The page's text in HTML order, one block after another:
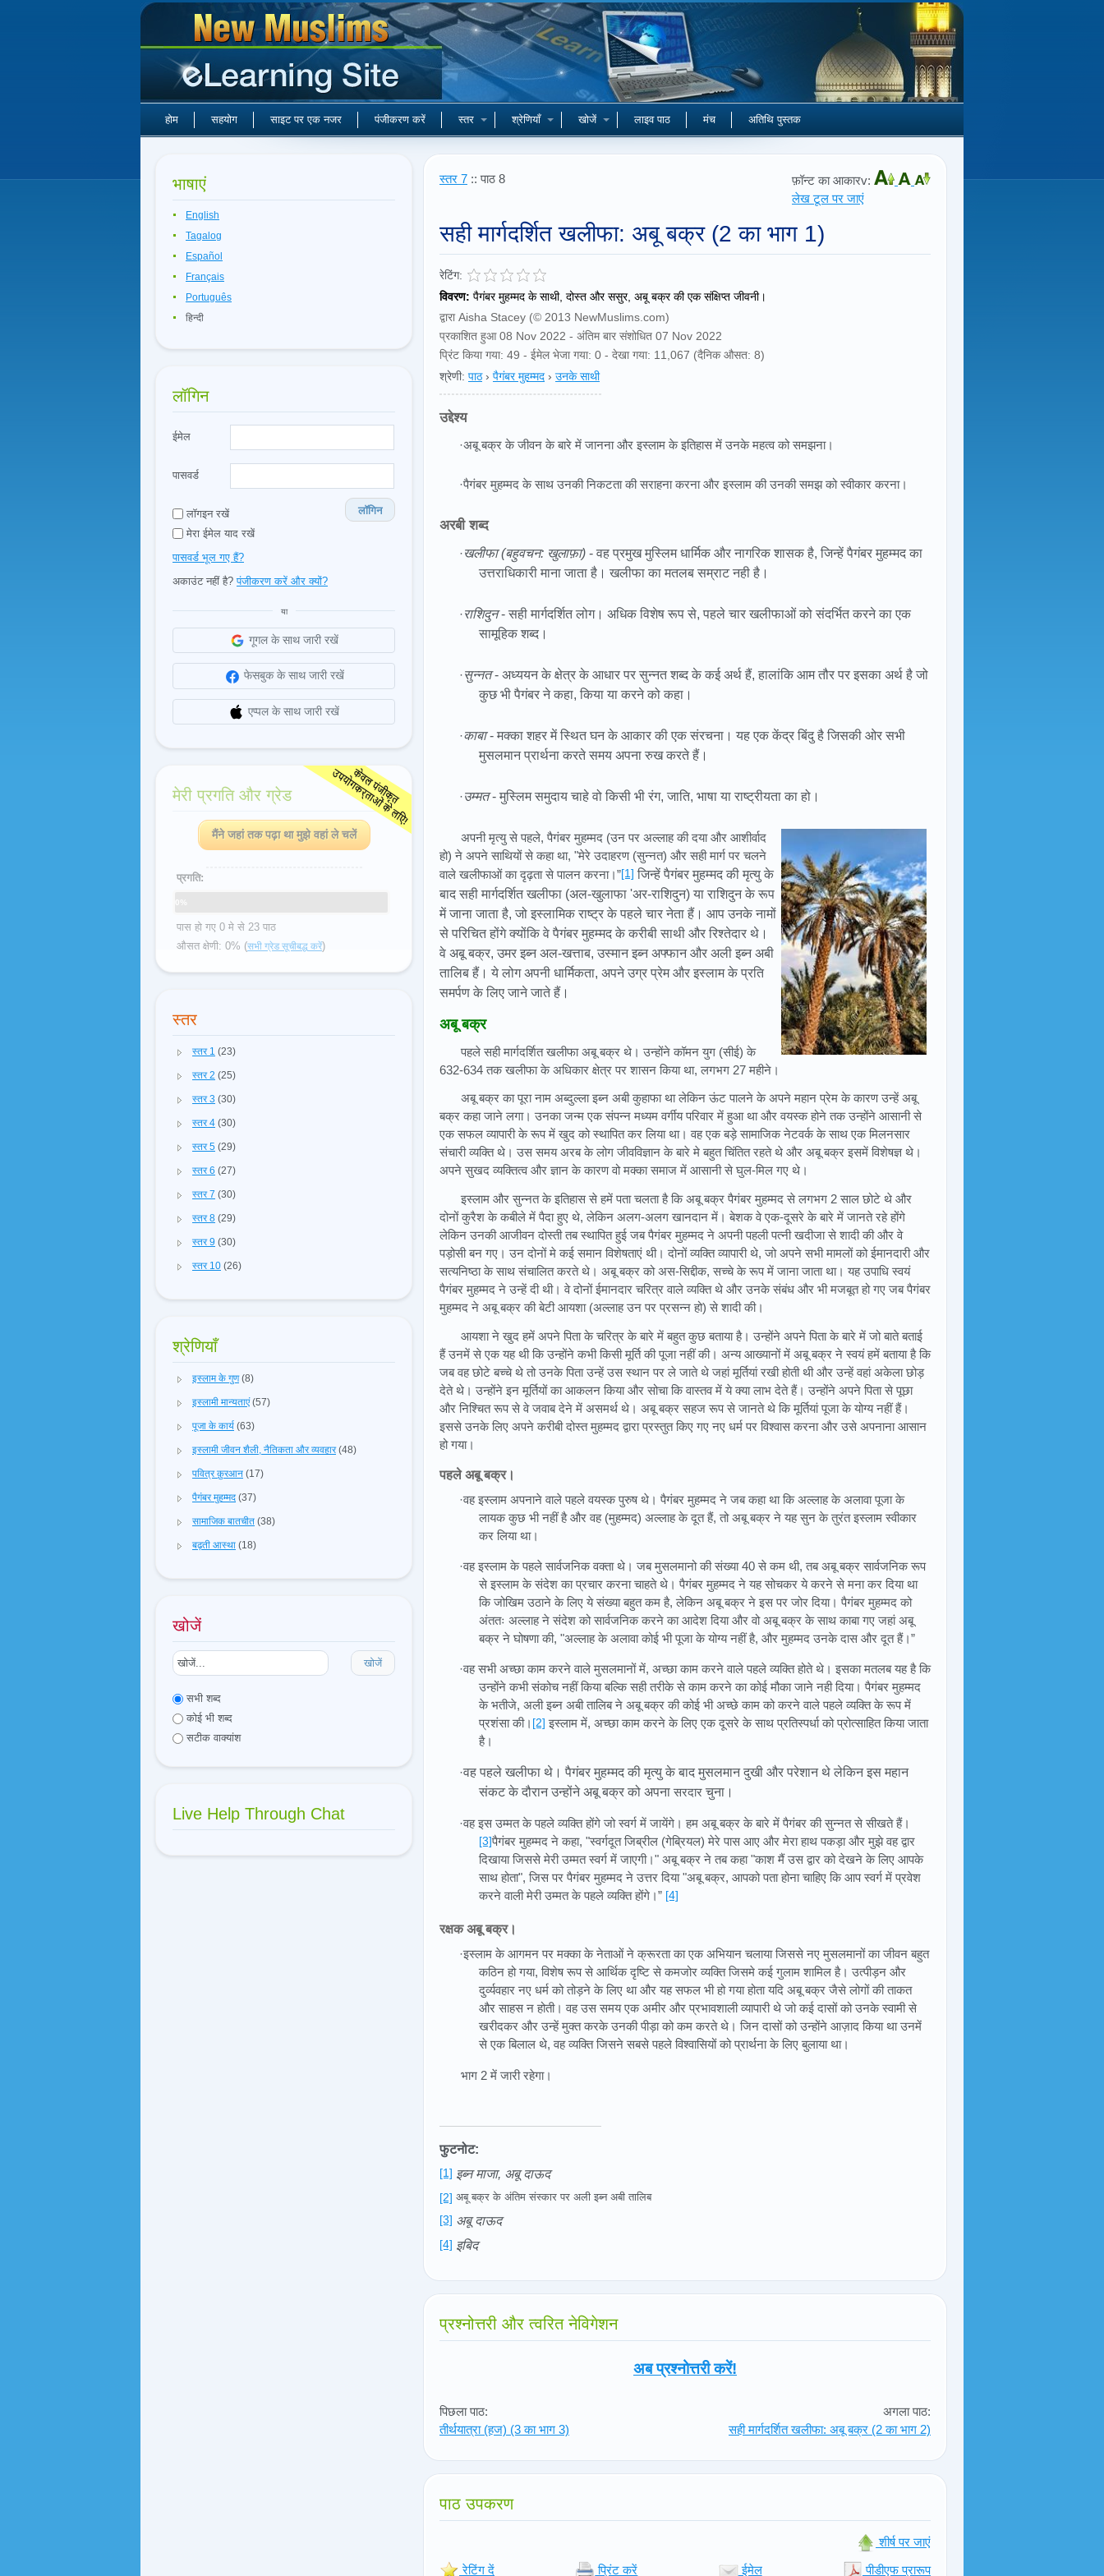
होम सहयोग साइट पर एक नजर पंजीकरण करें स्तर श्रेणियाँ खोजें लाइव पाठ मंच अतिथि पुस्तक
भाषाएं
English
Tagalog
Español
Français
Português
हिन्दी
लॉगिन
ईमेल
पासवर्ड
लॉगइन रखें
लॉगिन
मेरा ईमेल याद रखें
पासवर्ड भूल गए हैं?
अकाउंट नहीं है?पंजीकरण करें और क्यों?
या
गूगल के साथ जारी रखें
फेसबुक के साथ जारी रखें
एप्पल के साथ जारी रखें
मेरी प्रगति और ग्रेड
मैंने जहां तक पढ़ा था मुझे वहां ले चलें
प्रगति:
0%
पास हो गए 0 मे से 23 पाठ
औसत क्षेणी: 0% (सभी ग्रेड सूचीबद्ध करें)
स्तर
स्तर 1 (23)
स्तर 2 (25)
स्तर 3 (30)
स्तर 4 (30)
स्तर 5 (29)
स्तर 6 (27)
स्तर 7 (30)
स्तर 8 (29)
स्तर 9 (30)
स्तर 10 (26)
श्रेणियाँ
इस्लाम के गुण (8)
इस्लामी मान्यताएं (57)
पूजा के कार्य (63)
इस्लामी जीवन शैली, नैतिकता और व्यवहार (48)
पवित्र क़ुरआन (17)
पैगंबर मुहम्मद (37)
सामाजिक बातचीत (38)
बढ़ती आस्था (18)
खोजें
खोजें
सभी शब्द
कोई भी शब्द
सटीक वाक्यांश
Live Help Through Chat
स्तर 7 :: पाठ 8
फ़ॉन्ट का आकारv:
लेख टूल पर जाएं
सही मार्गदर्शित खलीफा: अबू बक्र (2 का भाग 1)
रेटिंग:
विवरण: पैगंबर मुहम्मद के साथी, दोस्त और ससुर, अबू बक्र की एक संक्षिप्त जीवनी।
द्वारा Aisha Stacey (© 2013 NewMuslims.com)
प्रकाशित हुआ 08 Nov 2022 - अंतिम बार संशोधित 07 Nov 2022
प्रिंट किया गया: 49 - ईमेल भेजा गया: 0 - देखा गया: 11,067 (दैनिक औसत: 8)
श्रेणी: पाठ› पैगंबर मुहम्मद › उनके साथी
उद्देश्य
·अबू बक्र के जीवन के बारे में जानना और इस्लाम के इतिहास में उनके महत्व को समझना।
·पैगंबर मुहम्मद के साथ उनकी निकटता की सराहना करना और इस्लाम की उनकी समझ को स्वीकार करना।
अरबी शब्द
·खलीफा (बहुवचन: खुलाफ़ा) - वह प्रमुख मुस्लिम धार्मिक और नागरिक शासक है, जिन्हें पैगंबर मुहम्मद का
उत्तराधिकारी माना जाता है। खलीफा का मतलब सम्राट नही है।
·राशिदुन- सही मार्गदर्शित लोग। अधिक विशेष रूप से, पहले चार खलीफाओं को संदर्भित करने का एक
सामूहिक शब्द।
·सुन्नत- अध्ययन के क्षेत्र के आधार पर सुन्नत शब्द के कई अर्थ हैं, हालांकि आम तौर पर इसका अर्थ है जो
कुछ भी पैगंबर ने कहा, किया या करने को कहा।
·काबा- मक्का शहर में स्थित घन के आकार की एक संरचना। यह एक केंद्र बिंदु है जिसकी ओर सभी
मुसलमान प्रार्थना करते समय अपना रुख करते हैं।
·उम्मत- मुस्लिम समुदाय चाहे वो किसी भी रंग, जाति, भाषा या राष्ट्रीयता का हो।
अपनी मृत्यु से पहले, पैगंबर मुहम्मद (उन पर अल्लाह की दया और आशीर्वाद
हो) ने अपने साथियों से कहा था, "मेरे उदाहरण (सुन्नत) और सही मार्ग पर चलने
वाले खलीफाओं का दृढ़ता से पालन करना।”[1] जिन्हें पैगंबर मुहम्मद की मृत्यु के
बाद सही मार्गदर्शित खलीफा (अल-खुलाफा 'अर-राशिदुन) या राशिदुन के रूप
में जाना जाता है, जो इस्लामिक राष्ट्र के पहले चार नेता हैं। आप उनके नामों
से परिचित होंगे क्योंकि वे पैगंबर मुहम्मद के करीबी साथी और रिश्तेदार थे।
वे अबू बक्र, उमर इब्न अल-खत्ताब, उस्मान इब्न अफ्फान और अली इब्न अबी
तालिब हैं। ये लोग अपनी धार्मिकता, अपने उग्र प्रेम और इस्लाम के प्रति
समर्पण के लिए जाने जाते हैं।
अबू बक्र
पहले सही मार्गदर्शित खलीफा अबू बक्र थे। उन्होंने कॉमन युग (सीई) के
632-634 तक खलीफा के अधिकार क्षेत्र पर शासन किया था, लगभग 27 महीने।
अबू बक्र का पूरा नाम अब्दुल्ला इब्न अबी कुहाफा था लेकिन ऊंट पालने के अपने महान प्रेम के कारण उन्हें अबू
बक्र कहा जाने लगा। उनका जन्म एक संपन्न मध्यम वर्गीय परिवार में हुआ था और वयस्क होने तक उन्होंने आसानी से
एक सफल व्यापारी के रूप में खुद को स्थापित कर लिया था। वह एक बड़े सामाजिक नेटवर्क के साथ एक मिलनसार
संचारी व्यक्ति थे। उस समय अरब के लोग जीवविज्ञान के बारे मे बहुत चिंतित रहते थे और अबू बक्र इसमें विशेषज्ञ थे।
अपने सुखद व्यक्तित्व और ज्ञान के कारण वो मक्का समाज में आसानी से घुल-मिल गए थे।
इस्लाम और सुन्नत के इतिहास से हमें पता चलता है कि अबू बक्र पैगंबर मुहम्मद से लगभग 2 साल छोटे थे और
दोनों कुरैश के कबीले में पैदा हुए थे, लेकिन अलग-अलग खानदान में। बेशक वे एक-दूसरे के बारे में जानते रहे होंगे
लेकिन उनकी आजीवन दोस्ती तब स्थापित हुई जब पैगंबर मुहम्मद ने अपनी पहली पत्नी खदीजा से शादी की और वे
पड़ोसी बन गए। उन दोनों मे कई समान विशेषताएं थी। दोनों व्यक्ति व्यापारी थे, जो अपने सभी मामलों को ईमानदारी और
सत्यनिष्ठा के साथ संचालित करते थे। अबू बक्र को अस-सिद्दीक, सच्चे के रूप में जाना जाता था। यह उपाधि स्वयं
पैगंबर मुहम्मद ने उन्हें दी थी। वे दोनों ईमानदार चरित्र वाले व्यक्ति थे और उनके संबंध और भी मजबूत हो गए जब पैगंबर
मुहम्मद ने अबू बक्र की बेटी आयशा (अल्लाह उन पर प्रसन्न हो) से शादी की।
आयशा ने खुद हमें अपने पिता के चरित्र के बारे में बहुत कुछ बताया है। उन्होंने अपने पिता के बारे में जो बाते बताई
हैं उनमें से एक यह थी कि उन्होंने कभी किसी मूर्ति की पूजा नहीं की। अन्य आख्यानों में अबू बक्र ने स्वयं हमें बताया है कि
जब वह छोटे बच्चे थे तो उनके पिता उन्हें उस स्थान पर ले जाते थे जहां मूर्तियां रखी होती थी और उन्हें वहां अकेला छोड़
देते थे। उन्होंने इन मूर्तियों का आकलन किया और सोचा कि वास्तव में ये क्या लाभ देते हैं। उन्होंने अपने पिता से पूछा
और निश्चित रूप से वे जवाब देने में असमर्थ थे। अबू बक्र सहज रूप से जानते थे कि मूर्तियां पूजा के योग्य नहीं हैं।
इससे उनके लिए अपने करीबी दोस्त मुहम्मद द्वारा प्रस्तुत किए गए नए धर्म पर विश्वास करना और उसे अपनाना आसान
हो गया।
पहले अबू बक्र।
·वह इस्लाम अपनाने वाले पहले वयस्क पुरुष थे। पैगंबर मुहम्मद ने जब कहा था कि अल्लाह के अलावा पूजा के
लायक कुछ भी नहीं है और वह (मुहम्मद) अल्लाह के दूत हैं, तो अबू बक्र ने यह सुन के तुरंत इस्लाम स्वीकार
कर लिया था।
·वह इस्लाम के पहले सार्वजनिक वक्ता थे। जब मुसलमानो की संख्या 40 से कम थी, तब अबू बक्र सार्वजनिक रूप
से इस्लाम के संदेश का प्रचार करना चाहते थे। पैगंबर मुहम्मद ने यह सोचकर ये करने से मना कर दिया था
कि जोखिम उठाने के लिए ये संख्या बहुत कम है, लेकिन अबू बक्र ने इस पर जोर दिया। पैगंबर मुहम्मद को
अंततः अल्लाह ने संदेश को सार्वजनिक करने का आदेश दिया और वो अबू बक्र के साथ काबा गए जहां अबू
बक्र ने घोषणा की, "अल्लाह के अलावा कोई भी पूजा के योग्य नहीं है, और मुहम्मद उनके दास और दूत हैं।”
·वह सभी अच्छा काम करने वाले मुसलमानों में, अच्छा काम करने वाले पहले व्यक्ति होते थे। इसका मतलब यह है कि
उन्होंने कभी संकोच नहीं किया बल्कि सही तरीके से काम करने का कोई मौका जाने नही दिया। पैगंबर मुहम्मद
के भतीजे, अली इब्न अबी तालिब ने अबू बक्र की कोई भी अच्छे काम को करने वाले पहले व्यक्ति के रूप में
प्रशंसा की। [2] इस्लाम में, अच्छा काम करने के लिए एक दूसरे के साथ प्रतिस्पर्धा को प्रोत्साहित किया जाता
है।
·वह पहले खलीफा थे। पैगंबर मुहम्मद की मृत्यु के बाद मुसलमान दुखी और परेशान थे लेकिन इस महान
संकट के दौरान उन्होंने अबू बक्र को अपनासरदार चुना।
·वह इस उम्मत के पहले व्यक्ति होंगे जो स्वर्ग में जायेंगे। हम अबू बक्र के बारे में पैगंबर की सुन्नत से सीखते हैं।
[3]पैगंबर मुहम्मद ने कहा, "स्वर्गदूत जिब्रील (गेब्रियल) मेरे पास आए और मेरा हाथ पकड़ा और मुझे वह द्वार
दिखाया जिससे मेरी उम्मत स्वर्ग में जाएगी।" अबू बक्र ने तब कहा "काश मैं उस द्वार को देखने के लिए आपके
साथ होता", जिस पर पैगंबर मुहम्मद ने उत्तर दिया "अबू बक्र, आपको पता होना चाहिए कि आप स्वर्ग में प्रवेश
करने वाली मेरी उम्मत के पहले व्यक्ति होंगे।” [4]
रक्षक अबू बक्र।
·इस्लाम के आगमन पर मक्का के नेताओं ने क्रूरता का एक अभियान चलाया जिससे नए मुसलमानों का जीवन बहुत
कठिन हो गया, विशेष रूप से आर्थिक दृष्टि से कमजोर व्यक्ति जिसमे कई गुलाम शामिल है। उत्पीड़न और
दुर्व्यवहार नए धर्म को तोड़ने के लिए था और यह सफल भी हो गया होता यदि अबू बक्र जैसे लोगों की ताकत
और साहस न होती। वह उस समय एक अमीर और प्रभावशाली व्यापारी थे जो कई दासों को उनके स्वामी से
खरीदकर और उन्हें मुक्त करके उनकी पीड़ा को कम करते थे। जिन दासों को उन्होंने आज़ाद किया था उनमें
से एक बिलाल थे, वह व्यक्ति जिसने सबसे पहले विश्वासियों को प्रार्थना के लिए बुलाया था।
भाग 2 में जारी रहेगा।
फुटनोट:
[1] इब्न माजा, अबू दाऊद
[2] अबू बक्र के अंतिम संस्कार पर अली इब्न अबी तालिब
[3] अबू दाऊद
[4] इबिद
प्रश्नोत्तरी और त्वरित नेविगेशन
अब प्रश्नोत्तरी करें!
पिछला पाठ:
तीर्थयात्रा (हज) (3 का भाग 3)
अगला पाठ:
सही मार्गदर्शित खलीफा: अबू बक्र (2 का भाग 2)
पाठ उपकरण
शीर्ष पर जाएं
रेटिंग दें प्रिंट करें ईमेल पीडीएफ प्रारूप